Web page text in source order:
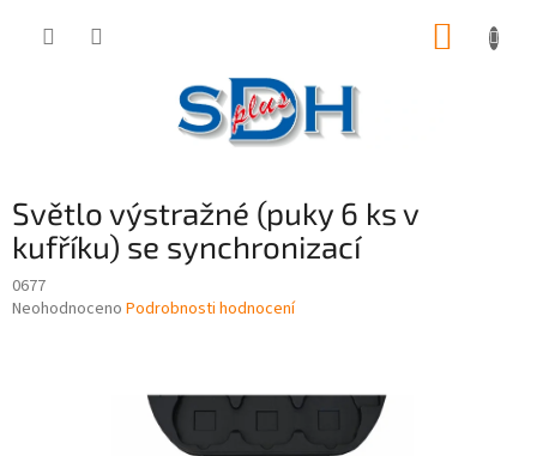
Světlo výstražné (puky 6 ks v
kufříku) se synchronizací
0677
Průměrné
Neohodnoceno Podrobnosti hodnocení